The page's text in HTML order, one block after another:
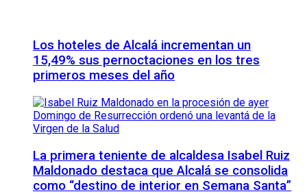
Los hoteles de Alcalá incrementan un
15,49% sus pernoctaciones en los tres
primeros meses del año
La primera teniente de alcaldesa Isabel Ruiz
Maldonado destaca que Alcalá se consolida
como “destino de interior en Semana Santa”